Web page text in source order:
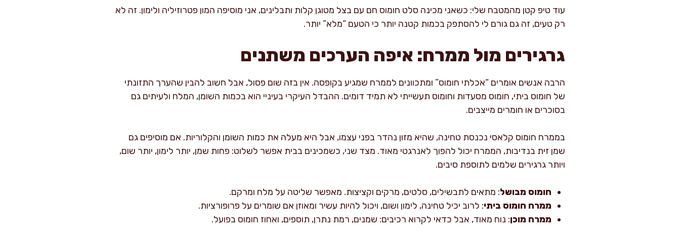
עוד טיפ קטן מהמטבח שלי: כשאני מכינה סלט חומוס חם עם בצל מטוגן קלות ותבלינים, אני מוסיפה המון פטרוזיליה ולימון. זה לא
רק טעים, זה גם גורם לי להסתפק בכמות קטנה יותר כי הטעם “מלא” יותר.
גרגירים מול ממרח: איפה הערכים משתנים
הרבה אנשים אומרים “אכלתי חומוס” ומתכוונים לממרח שמגיע בקופסה. אין בזה שום פסול, אבל חשוב להבין שהערך התזונתי
של חומוס ביתי, חומוס מסעדות וחומוס תעשייתי לא תמיד דומים. ההבדל העיקרי בעיניי הוא בכמות השומן, המלח ולעיתים גם
בסוכרים או חומרים מייצבים.
בממרח חומוס קלאסי נכנסת טחינה, שהיא מזון נהדר בפני עצמו, אבל היא מעלה את כמות השומן והקלוריות. אם מוסיפים גם
שמן זית בנדיבות, הממרח יכול להפוך לאנרגטי מאוד. מצד שני, כשמכינים בבית אפשר לשלוט: פחות שמן, יותר לימון, יותר שום,
ויותר גרגירים שלמים לתוספת סיבים.
חומוס מבושל: מתאים לתבשילים, סלטים, מרקים וקציצות. מאפשר שליטה על מלח ומרקם.
ממרח חומוס ביתי: לרוב יכיל טחינה, לימון ושום, ויכול להיות עשיר ומאוזן אם שומרים על פרופורציות.
ממרח מוכן: נוח מאוד, אבל כדאי לקרוא רכיבים: שמנים, רמת נתרן, תוספים, ואחוז חומוס בפועל.